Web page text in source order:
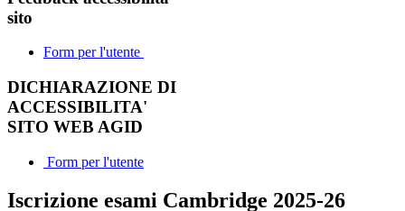
sito
Form per l'utente
DICHIARAZIONE DI
ACCESSIBILITA'
SITO WEB AGID
Form per l'utente
Iscrizione esami Cambridge 2025-26